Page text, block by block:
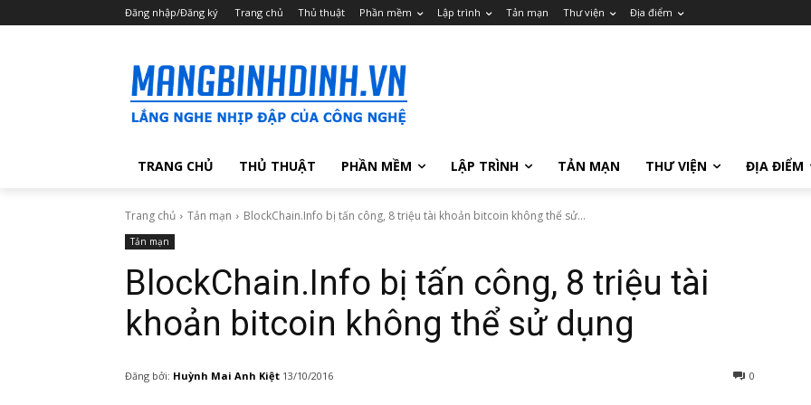
Đăng nhập/Đăng ký Trang chủ Thủ thuật Phần mềm Lập trình Tản mạn Thư viện Địa điểm
TRANG CHỦ THỦ THUẬT PHẦN MỀM LẬP TRÌNH TẢN MẠN THƯ VIỆN ĐỊA ĐIỂM
Trang chủ Tản mạn BlockChain.Info bị tấn công, 8 triệu tài khoản bitcoin không thể sử...
Tản mạn
BlockChain.Info bị tấn công, 8 triệu tài
khoản bitcoin không thể sử dụng
Đăng bởi: Huỳnh Mai Anh Kiệt 13/10/2016 0